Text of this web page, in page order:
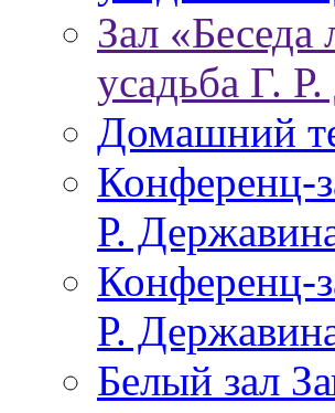
Зал «Беседа
усадьба Г.
Домашний
Конференц-
Р.
Конференц-
Р.
Белый зал